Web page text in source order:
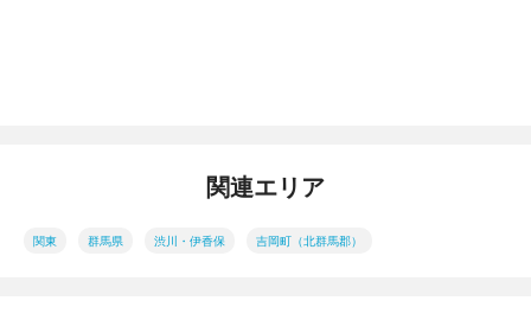
関連エリア
関東 群馬県 渋川・伊香保 吉岡町（北群馬郡）